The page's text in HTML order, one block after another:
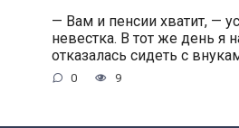
— Вам и пенсии хватит, —
невестка. В тот же день я
отказалась сидеть с
0 9